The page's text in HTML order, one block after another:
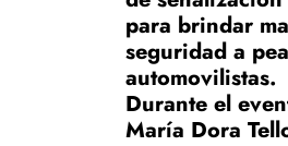
para brindar
seguridad a
automovilistas.
Durante el
María Dora